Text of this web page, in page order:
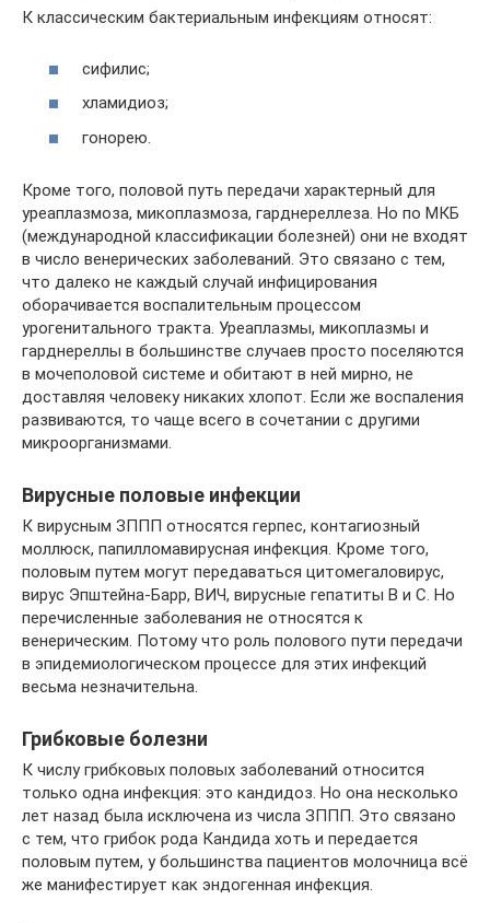
К классическим бактериальным инфекциям относят:
сифилис;
хламидиоз;
гонорею.
Кроме того, половой путь передачи характерный для
уреаплазмоза, микоплазмоза, гарднереллеза. Но по МКБ
(международной классификации болезней) они не входят
в число венерических заболеваний. Это связано с тем,
что далеко не каждый случай инфицирования
оборачивается воспалительным процессом
урогенитального тракта. Уреаплазмы, микоплазмы и
гарднереллы в большинстве случаев просто поселяются
в мочеполовой системе и обитают в ней мирно, не
доставляя человеку никаких хлопот. Если же воспаления
развиваются, то чаще всего в сочетании с другими
микроорганизмами.
Вирусные половые инфекции
К вирусным ЗППП относятся герпес, контагиозный
моллюск, папилломавирусная инфекция. Кроме того,
половым путем могут передаваться цитомегаловирус,
вирус Эпштейна-Барр, ВИЧ, вирусные гепатиты В и С. Но
перечисленные заболевания не относятся к
венерическим. Потому что роль полового пути передачи
в эпидемиологическом процессе для этих инфекций
весьма незначительна.
Грибковые болезни
К числу грибковых половых заболеваний относится
только одна инфекция: это кандидоз. Но она несколько
лет назад была исключена из числа ЗППП. Это связано
с тем, что грибок рода Кандида хоть и передается
половым путем, у большинства пациентов молочница всё
же манифестирует как эндогенная инфекция.